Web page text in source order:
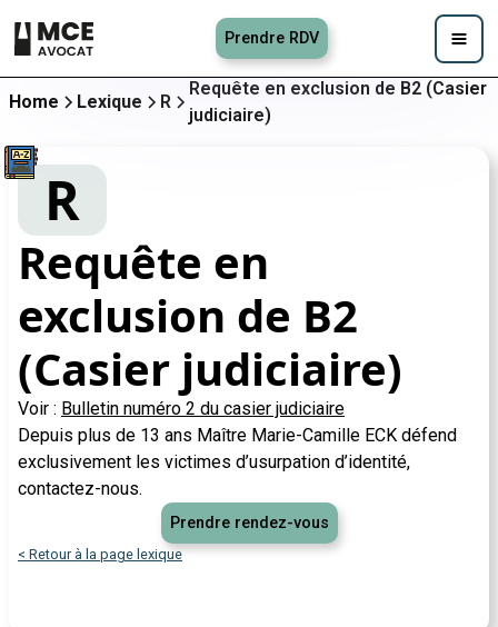
Prendre RDV
Home Lexique R
Requête en exclusion de B2 (Casier
judiciaire)
R
Requête en
exclusion de B2
(Casier judiciaire)
Voir : Bulletin numéro 2 du casier judiciaire
Depuis plus de 13 ans Maître Marie-Camille ECK défend
exclusivement les victimes d’usurpation d’identité,
contactez-nous.
Prendre rendez-vous
< Retour à la page lexique